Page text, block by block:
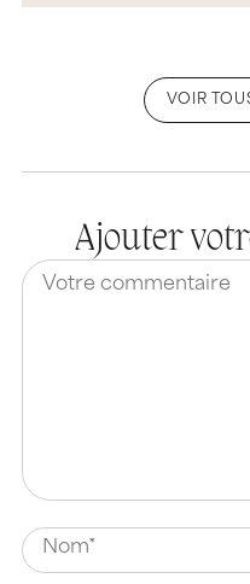
VOIR
Ajouter